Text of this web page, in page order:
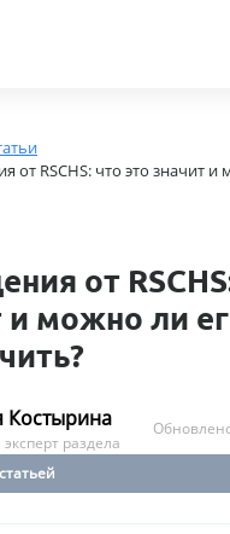
от RSCHS: что это значит и
от
и можно ли
Костырина
раздела